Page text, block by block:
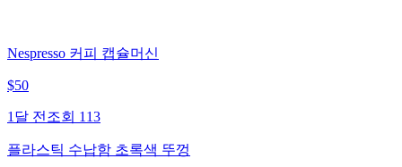
Nespresso 커피 캡슐머신
$50
1달 전 조회 113
플라스틱 수납함 초록색 뚜껑